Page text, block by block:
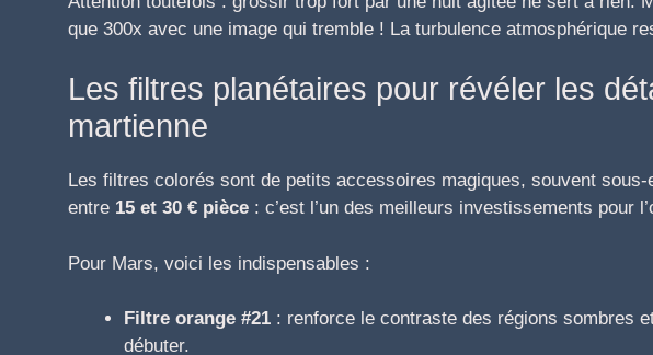
que 300x avec une image qui tremble ! La turbulence atmosphérique
Les filtres planétaires pour révéler les
martienne
Les filtres colorés sont de petits accessoires magiques, souvent
entre 15 et 30 € pièce : c’est l’un des meilleurs investissements pour
Pour Mars, voici les indispensables :
Filtre orange #21 : renforce le contraste des régions sombres
débuter.